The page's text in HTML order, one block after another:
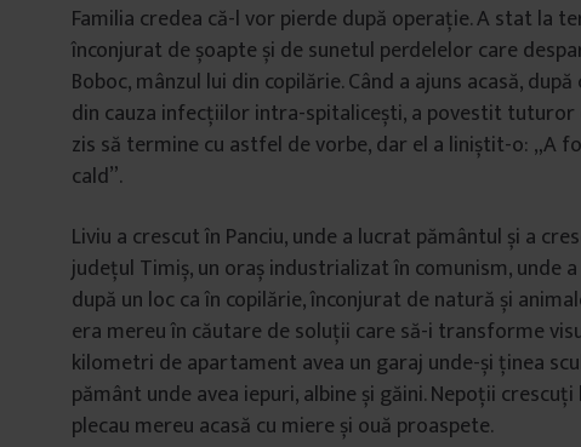
Familia credea că-l vor pierde după operație. A stat la
înconjurat de șoapte și de sunetul perdelelor care
Boboc, mânzul lui din copilărie. Când a ajuns acasă,
din cauza infecțiilor intra-spitalicești, a povestit tuturor
zis să termine cu astfel de vorbe, dar el a liniștit-o: „A
cald”.
Liviu a crescut în Panciu, unde a lucrat pământul și a
județul Timiș, un oraș industrializat în comunism, unde
după un loc ca în copilărie, înconjurat de natură și
era mereu în căutare de soluții care să-i transforme
kilometri de apartament avea un garaj unde-și ținea
pământ unde avea iepuri, albine și găini. Nepoții
plecau mereu acasă cu miere și ouă proaspete.